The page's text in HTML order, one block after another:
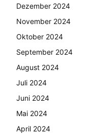
Dezember 2024
November 2024
Oktober 2024
September 2024
August 2024
Juli 2024
Juni 2024
Mai 2024
April 2024